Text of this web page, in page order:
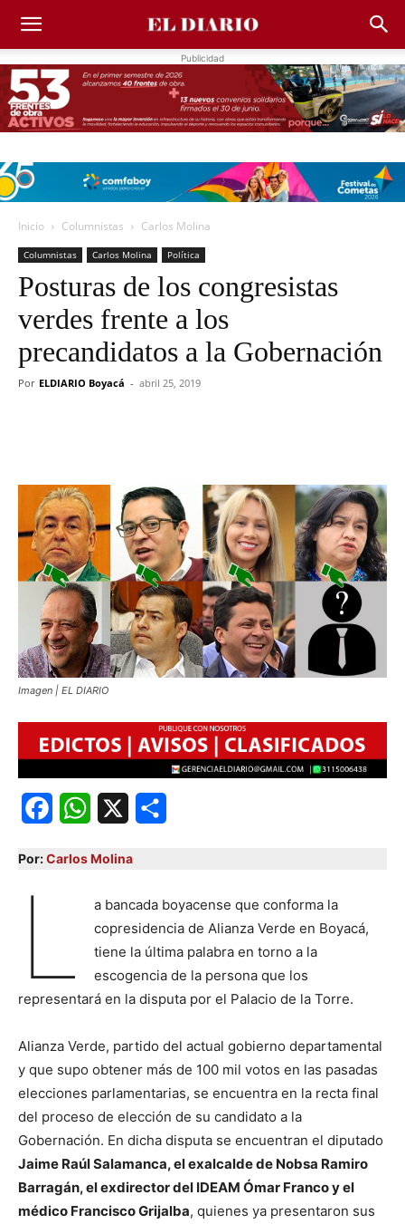
Publicidad
Inicio Columnistas Carlos Molina
Columnistas Carlos Molina Política
Posturas de los congresistas
verdes frente a los
precandidatos a la Gobernación
Por ELDIARIO Boyacá - abril 25, 2019
Imagen | EL DIARIO
FacebookWhatsApp
Por:Carlos Molina
L
a bancada boyacense que conforma la
copresidencia de Alianza Verde en Boyacá,
tiene la última palabra en torno a la
escogencia de la persona que los
representará en la disputa por el Palacio de la Torre.
Alianza Verde, partido del actual gobierno departamental
y que supo obtener más de 100 mil votos en las pasadas
elecciones parlamentarias, se encuentra en la recta final
del proceso de elección de su candidato a la
Gobernación. En dicha disputa se encuentran el diputado
Jaime Raúl Salamanca, el exalcalde de Nobsa Ramiro
Barragán, el exdirector del IDEAM Ómar Franco y el
médico Francisco Grijalba, quienes ya presentaron sus